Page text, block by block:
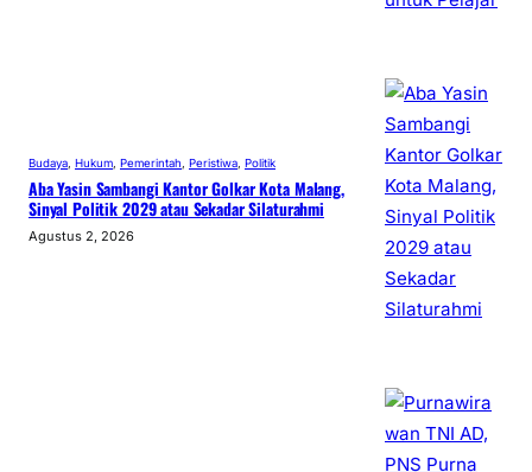
Budaya, Hukum, Pemerintah, Peristiwa, Politik
Aba Yasin Sambangi Kantor Golkar Kota Malang,
Sinyal Politik 2029 atau Sekadar Silaturahmi
Agustus 2, 2026